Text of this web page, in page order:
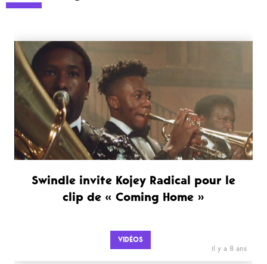
Swindle invite Kojey Radical pour le
clip de « Coming Home »
VIDÉOS
il y a 8 ans